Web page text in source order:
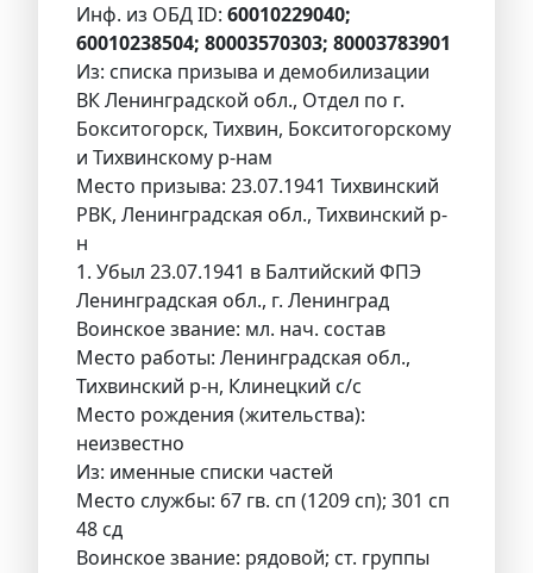
Инф. из ОБД ID: 60010229040;
60010238504; 80003570303; 80003783901
Из: списка призыва и демобилизации
ВК Ленинградской обл., Отдел по г.
Бокситогорск, Тихвин, Бокситогорскому
и Тихвинскому р-нам
Место призыва: 23.07.1941 Тихвинский
РВК, Ленинградская обл., Тихвинский р-
н
1. Убыл 23.07.1941 в Балтийский ФПЭ
Ленинградская обл., г. Ленинград
Воинское звание: мл. нач. состав
Место работы: Ленинградская обл.,
Тихвинский р-н, Клинецкий с/с
Место рождения (жительства):
неизвестно
Из: именные списки частей
Место службы: 67 гв. сп (1209 сп); 301 сп
48 сд
Воинское звание: рядовой; ст. группы